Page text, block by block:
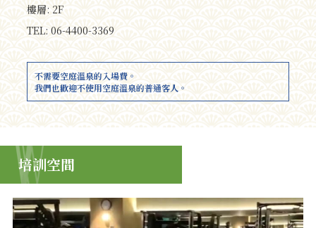
樓層: 2F
TEL: 06-4400-3369
不需要空庭溫泉的入場費。
我們也歡迎不使用空庭溫泉的普通客人。
培訓空間